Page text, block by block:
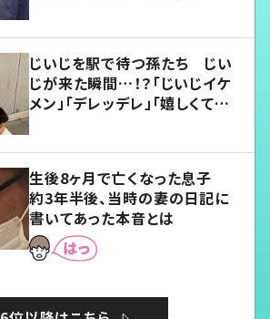
じいじを駅で待つ孫たち じい
じが来た瞬間…！？「じいじイケ
メン」「デレッデレ」「嬉しくて可
生後8ヶ月で亡くなった息子
約3年半後、当時の妻の日記に
書いてあった本音とは